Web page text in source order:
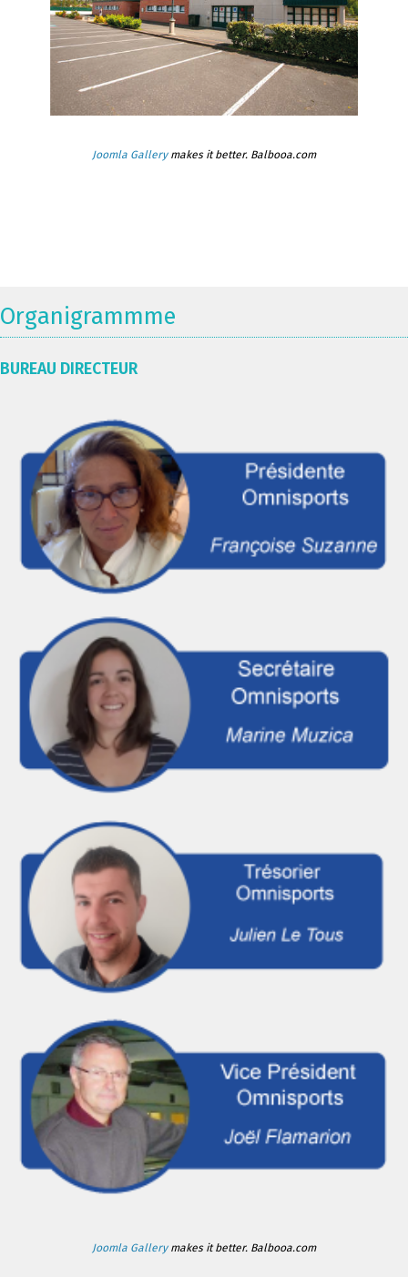
Joomla Gallerymakes it better. Balbooa.com
Organigrammme
BUREAU DIRECTEUR
Joomla Gallerymakes it better. Balbooa.com